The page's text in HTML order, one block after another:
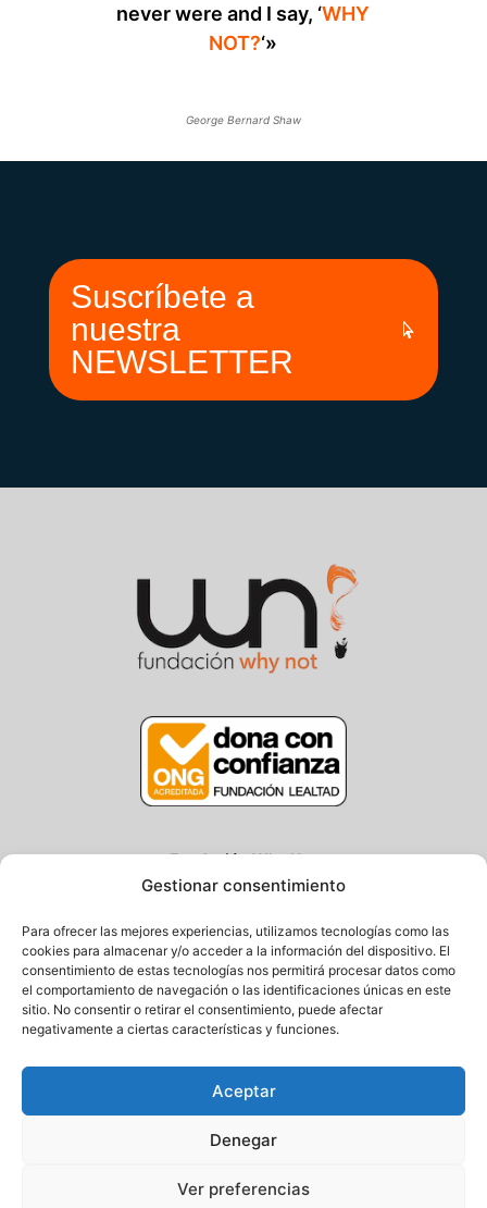
Gestionar consentimiento
Para ofrecer las mejores experiencias, utilizamos tecnologías como las
cookies para almacenar y/o acceder a la información del dispositivo. El
consentimiento de estas tecnologías nos permitirá procesar datos como
el comportamiento de navegación o las identificaciones únicas en este
sitio. No consentir o retirar el consentimiento, puede afectar
negativamente a ciertas características y funciones.
Aceptar
Denegar
Ver preferencias
never were and I say, ‘WHY
NOT?‘»
George Bernard Shaw
Suscríbete a
nuestra
NEWSLETTER
Fundación Why Not
Centro/Txoko: Particular de Ategorrieta 3, Gros
20013 Donostia – Gipuzkoa
Tel.: (+34) 943 058 694 / 627 014 791
Email: info@fundacionwhynot.org
Privacy Policy
Cookie Policy